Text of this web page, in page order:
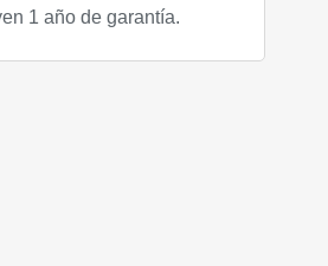
1 año de garantía.